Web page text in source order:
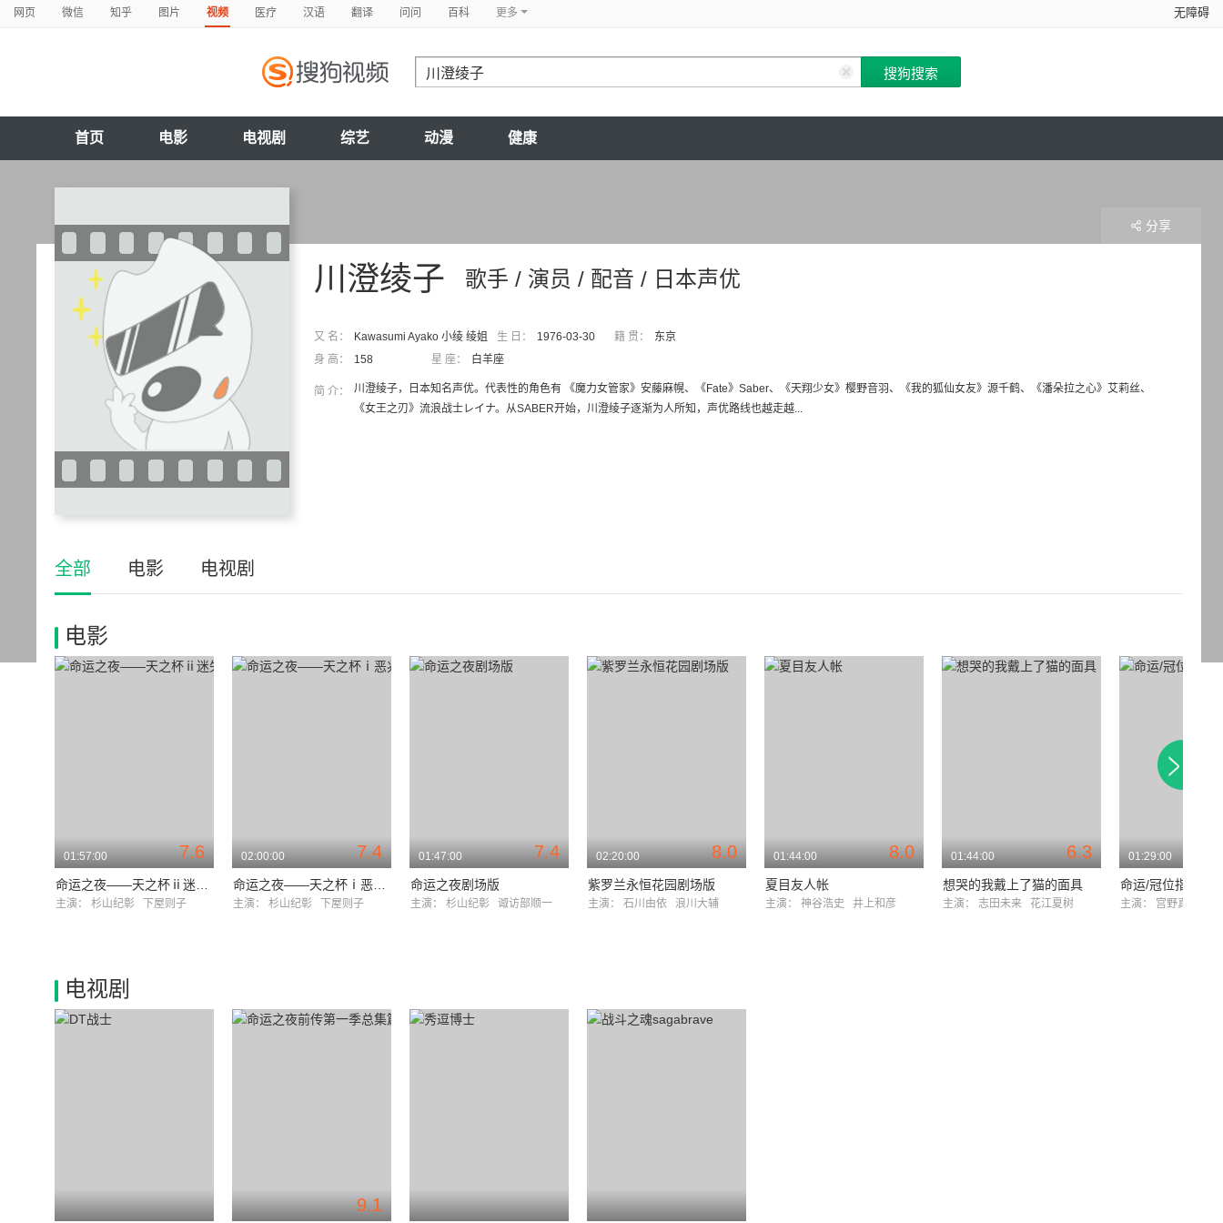
网页 微信 知乎 图片 视频 医疗 汉语 翻译 问问 百科 更多 无障碍
首页 电影 电视剧 综艺 动漫 健康
歌手 / 演员 / 配音 / 日本声优
川澄绫子
又 名： Kawasumi Ayako 小绫 绫姐 生 日： 1976-03-30 籍 贯：
东京
身 高：
158 星 座： 白羊座
简 介：
川澄绫子，日本知名声优。代表性的角色有 《魔力女管家》安藤麻幌、《Fate》Saber、《天翔少女》樱野音羽、《我的狐仙女友》源千鹤、《潘朵拉之心》艾莉丝、
《女王之刃》流浪战士レイナ。从SABER开始，川澄绫子逐渐为人所知，声优路线也越走越...
分享
全部 电影 电视剧
电影
7.6
01:57:00
主演： 杉山纪彰 下屋则子
7.4
02:00:00
主演： 杉山纪彰 下屋则子
7.4
01:47:00
命运之夜剧场版
主演： 杉山纪彰 诹访部顺一
8.0
02:20:00
紫罗兰永恒花园剧场版
主演： 石川由依 浪川大辅
8.0
01:44:00
夏目友人帐
主演： 神谷浩史 井上和彦
6.3
01:44:00
想哭的我戴上了猫的面具
主演： 志田未来 花江夏树
01:29:00
主演： 宫野真守
电视剧
9.1